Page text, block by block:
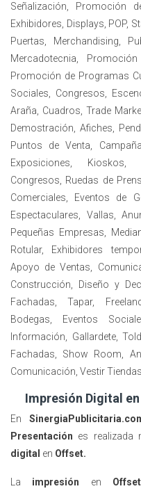
Señalización, Promoción
Exhibidores, Displays, POP,
Puertas, Merchandising,
Mercadotecnia,
Promoción de Programas
Sociales, Congresos,
Araña, Cuadros, Trade
Demostración, Afiches,
Puntos de Venta,
Exposiciones, Kioskos,
Congresos, Ruedas de
Comerciales, Eventos de
Espectaculares, Vallas,
Pequeñas Empresas,
Rotular, Exhibidores
Apoyo de Ventas,
Construcción, Diseño y
Fachadas, Tapar,
Bodegas, Eventos
Información, Gallardete,
Fachadas, Show Room,
Comunicación, Vestir
Impresión Digital
En
Presentación es realizada
digital en Offset.
La impresión en